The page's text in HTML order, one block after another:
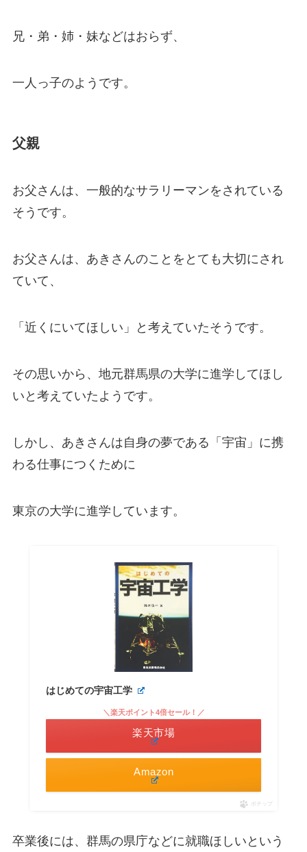
兄・弟・姉・妹などはおらず、
一人っ子のようです。
父親
お父さんは、一般的なサラリーマンをされている
そうです。
お父さんは、あきさんのことをとても大切にされ
ていて、
「近くにいてほしい」と考えていたそうです。
その思いから、地元群馬県の大学に進学してほし
いと考えていたようです。
しかし、あきさんは自身の夢である「宇宙」に携
わる仕事につくために
東京の大学に進学しています。
はじめての宇宙工学
Amazon
＼楽天ポイント4倍セール！／
楽天市場
ポチップ
卒業後には、群馬の県庁などに就職ほしいという